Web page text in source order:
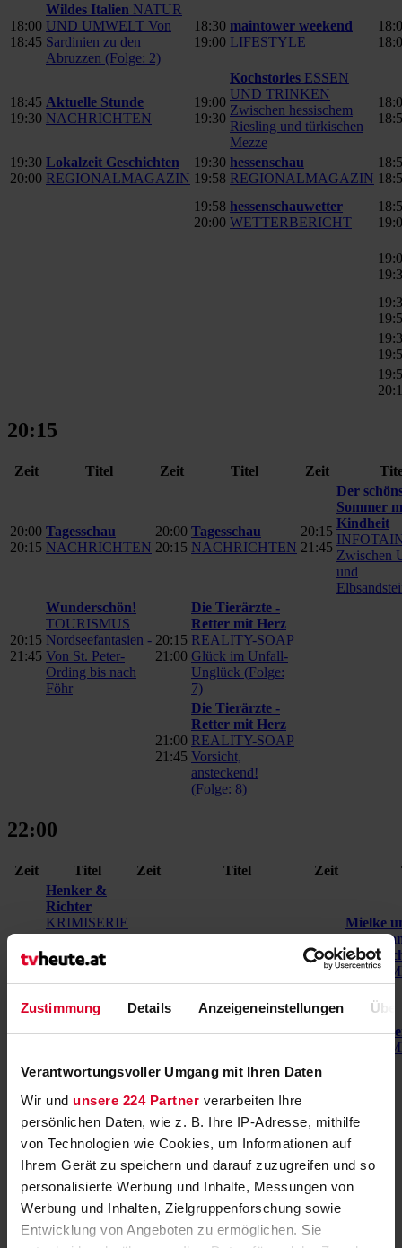
Zustimmung Details Anzeigeneinstellungen
Verantwortungsvoller Umgang mit Ihren Daten
Wir und unsere 224 Partner verarbeiten Ihre
persönlichen Daten, wie z. B. Ihre IP-Adresse, mithilfe
von Technologien wie Cookies, um Informationen auf
Ihrem Gerät zu speichern und darauf zuzugreifen und so
personalisierte Werbung und Inhalte, Messungen von
Werbung und Inhalten, Zielgruppenforschung sowie
Entwicklung von Angeboten zu ermöglichen. Sie
18:00
18:45
Wildes Italien NATUR
UND UMWELT Von
Sardinien zu den
Abruzzen (Folge: 2)
18:30
19:00
maintower weekend
LIFESTYLE
18:45
19:30
Aktuelle Stunde
NACHRICHTEN
19:00
19:30
Kochstories ESSEN
UND TRINKEN
Zwischen hessischem
Riesling und türkischen
Mezze
19:30
20:00
Lokalzeit Geschichten
REGIONALMAGAZIN
19:30
19:58
hessenschau
REGIONALMAGAZIN
19:58
20:00
hessenschauwetter
WETTERBERICHT
20:15
Zeit Titel Zeit Titel Zeit
20:00
20:15
Tagesschau
NACHRICHTEN
20:00
20:15
Tagesschau
NACHRICHTEN
20:15
21:45
Der
Sommer
Kindheit
Zwischen
und
20:15
21:45
Wunderschön!
TOURISMUS
Nordseefantasien -
Von St. Peter-
Ording bis nach
Föhr
20:15
21:00
Die Tierärzte -
Retter mit Herz
REALITY-SOAP
Glück im Unfall-
Unglück (Folge:
7)
21:00
21:45
Die Tierärzte -
Retter mit Herz
REALITY-SOAP
Vorsicht,
ansteckend!
(Folge: 8)
22:00
Zeit Titel Zeit Titel Zeit
23:15
00:00
Henker &
Richter
KRIMISERIE
Durch die
Blume
(Staffel: 1
Folge: 5), D
2011
22:30 strassenstars
22:00
22:45
Mielke
-
23:00
HISTORY
22:45 Sorry
01:00
Ein Pazifist im Krieg -
ukrainischen Soldaten
DOKUMENTARFILM
00:00
Zeit Titel Zeit Titel Zeit
Kochstories